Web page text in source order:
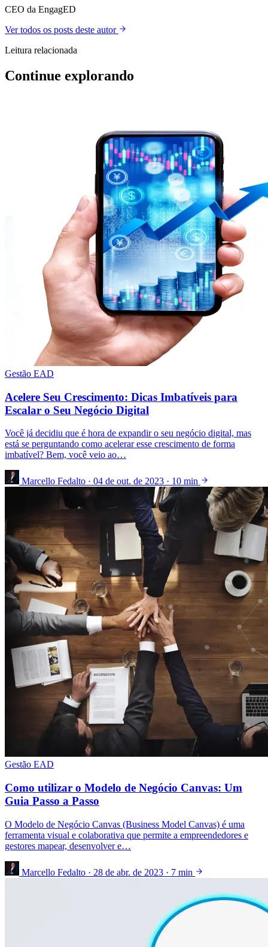
CEO da EngagED
Ver todos os posts deste autor
Leitura relacionada
Continue explorando
Gestão EAD
Acelere Seu Crescimento: Dicas Imbatíveis para
Escalar o Seu Negócio Digital
Você já decidiu que é hora de expandir o seu negócio digital, mas
está se perguntando como acelerar esse crescimento de forma
imbatível? Bem, você veio ao…
Marcello Fedalto · 04 de out. de 2023 · 10 min
Gestão EAD
Como utilizar o Modelo de Negócio Canvas: Um
Guia Passo a Passo
O Modelo de Negócio Canvas (Business Model Canvas) é uma
ferramenta visual e colaborativa que permite a empreendedores e
gestores mapear, desenvolver e…
Marcello Fedalto · 28 de abr. de 2023 · 7 min